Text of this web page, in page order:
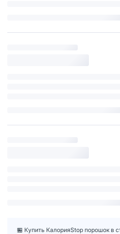
🏪 Купить КалорияStop порошок в